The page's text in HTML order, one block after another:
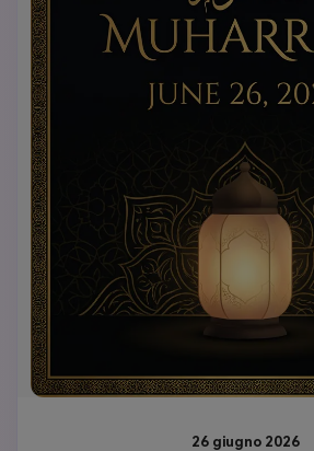
26 giugno 2026